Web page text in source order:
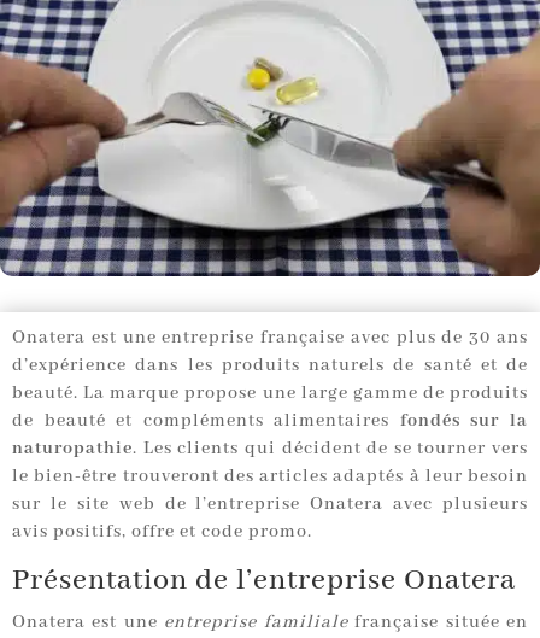
Onatera est une entreprise française avec plus de 30 ans
d’expérience dans les produits naturels de santé et de
beauté. La marque propose une large gamme de produits
de beauté et compléments alimentaires fondés sur la
naturopathie. Les clients qui décident de se tourner vers
le bien-être trouveront des articles adaptés à leur besoin
sur le site web de l’entreprise Onatera avec plusieurs
avis positifs, offre et code promo.
Présentation de l’entreprise Onatera
Onatera est une entreprise familialefrançaise située en